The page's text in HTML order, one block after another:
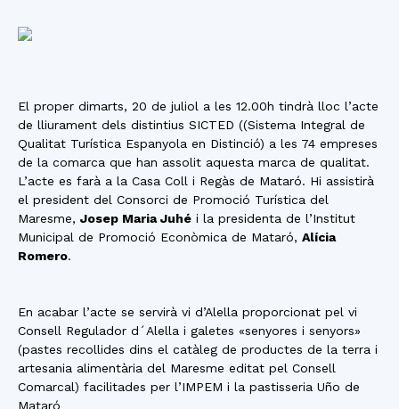
El proper dimarts, 20 de juliol a les 12.00h tindrà lloc l’acte
de lliurament dels distintius SICTED ((Sistema Integral de
Qualitat Turística Espanyola en Distinció) a les 74 empreses
de la comarca que han assolit aquesta marca de qualitat.
L’acte es farà a la Casa Coll i Regàs de Mataró. Hi assistirà
el president del Consorci de Promoció Turística del
Maresme, Josep Maria Juhé i la presidenta de l’Institut
Municipal de Promoció Econòmica de Mataró, Alícia
Romero.
En acabar l’acte se servirà vi d’Alella proporcionat pel vi
Consell Regulador d´Alella i galetes «senyores i senyors»
(pastes recollides dins el catàleg de productes de la terra i
artesania alimentària del Maresme editat pel Consell
Comarcal) facilitades per l’IMPEM i la pastisseria Uño de
Mataró